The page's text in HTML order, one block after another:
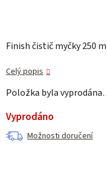
Finish čistič myčky 250
Celý popis
Položka byla
Vyprodáno
Možnosti doručení